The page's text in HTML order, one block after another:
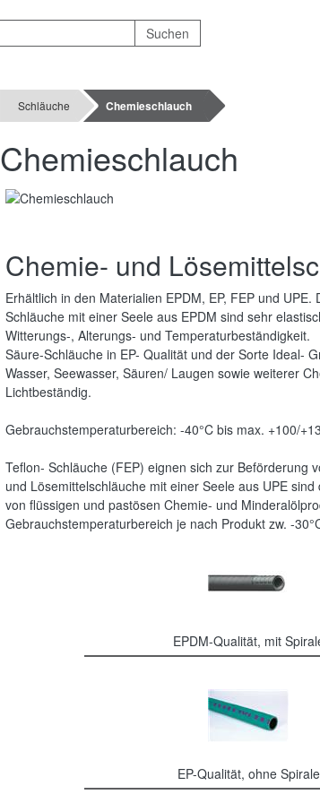
Schläuche Chemieschlauch
Chemieschlauch
Chemie- und
Erhältlich in den Materialien EPDM, EP, FEP und
Schläuche mit einer Seele aus EPDM sind sehr
Witterungs-, Alterungs- und Temperaturbeständigkeit.
Säure-Schläuche in EP- Qualität und der Sorte Ideal-
Wasser, Seewasser, Säuren/ Laugen sowie weiterer
Lichtbeständig.
Gebrauchstemperaturbereich: -40°C bis max. +100/
Teflon- Schläuche (FEP) eignen sich zur Beförderung
und Lösemittelschläuche mit einer Seele aus UPE
von flüssigen und pastösen Chemie- und
Gebrauchstemperaturbereich je nach Produkt zw. -
EPDM-Qualität, mit
EP-Qualität, ohne Spirale